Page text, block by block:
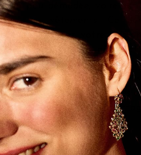
un peu démodée, voire est
les vêtements. Ce
d’exprimer votre
florale ou même
ancienneoffre un choix
façon de la porter. A
! D’ailleurs, ces
à porter une broche